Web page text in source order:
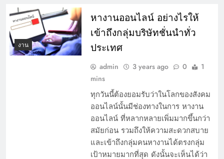
งาน
หางานออนไลน์ อย่างไรให้
เข้าถึงกลุ่มบริษัทชั่นนำทั่ว
ประเทศ
admin 3 years ago 0
1
mins
ทุกวันนี้ต้องยอมรับว่าในโลกของสังคม
ออนไลน์นั้นมีช่องทางในการ หางาน
ออนไลน์ ที่หลากหลายเพิ่มมากขึ้นกว่า
สมัยก่อน รวมถึงให้ความสะดวกสบาย
และเข้าถึงกลุ่มคนหางานได้ตรงกลุ่ม
เป้าหมายมากที่สุด ดังนั้นจะเห็นได้ว่า